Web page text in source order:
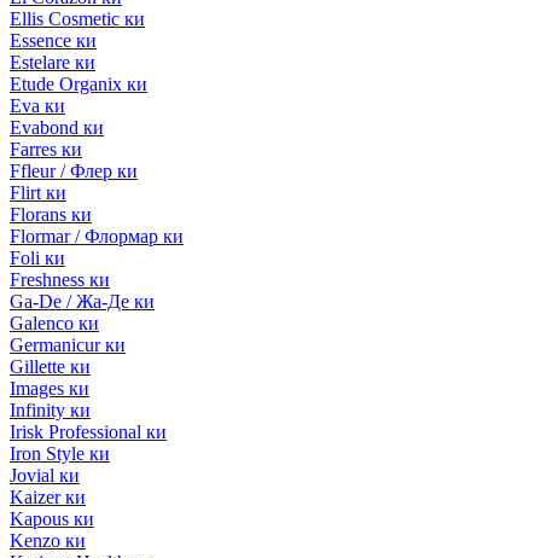
Ellis Cosmetic ки
Essence ки
Estelare ки
Etude Organix ки
Eva ки
Evabond ки
Farres ки
Ffleur / Флер ки
Flirt ки
Florans ки
Flormar / Флормар ки
Foli ки
Freshness ки
Ga-De / Жа-Де ки
Galenco ки
Germanicur ки
Gillette ки
Images ки
Infinity ки
Irisk Professional ки
Iron Style ки
Jovial ки
Kaizer ки
Kapous ки
Kenzo ки